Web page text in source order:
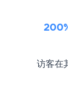
访客在